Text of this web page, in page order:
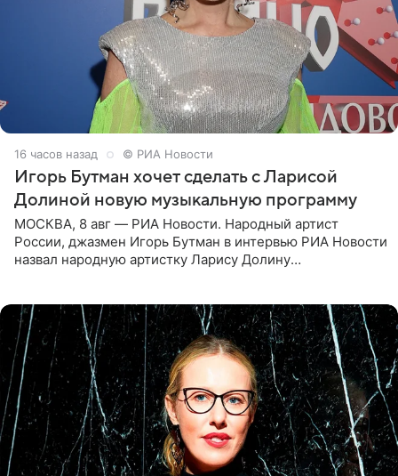
16 часов назад © РИА Новости
Игорь Бутман хочет сделать с Ларисой
Долиной новую музыкальную программу
МОСКВА, 8 авг — РИА Новости. Народный артист
России, джазмен Игорь Бутман в интервью РИА Новости
назвал народную артистку Ларису Долину